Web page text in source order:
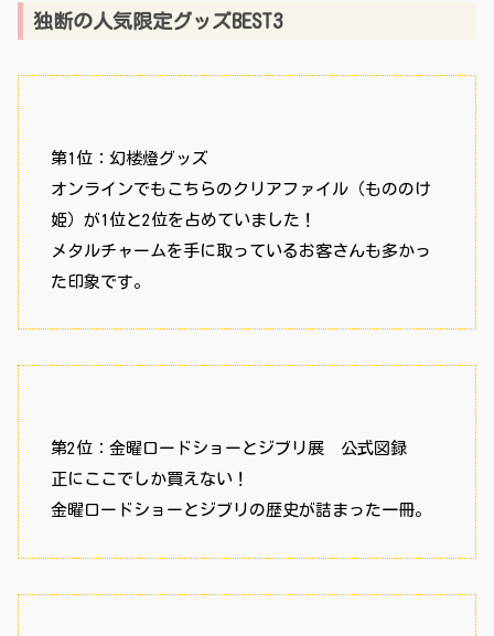
独断の人気限定グッズBEST3
第1位：幻楼燈グッズ
オンラインでもこちらのクリアファイル（もののけ
姫）が1位と2位を占めていました！
メタルチャームを手に取っているお客さんも多かっ
た印象です。
第2位：金曜ロードショーとジブリ展 公式図録
正にここでしか買えない！
金曜ロードショーとジブリの歴史が詰まった一冊。